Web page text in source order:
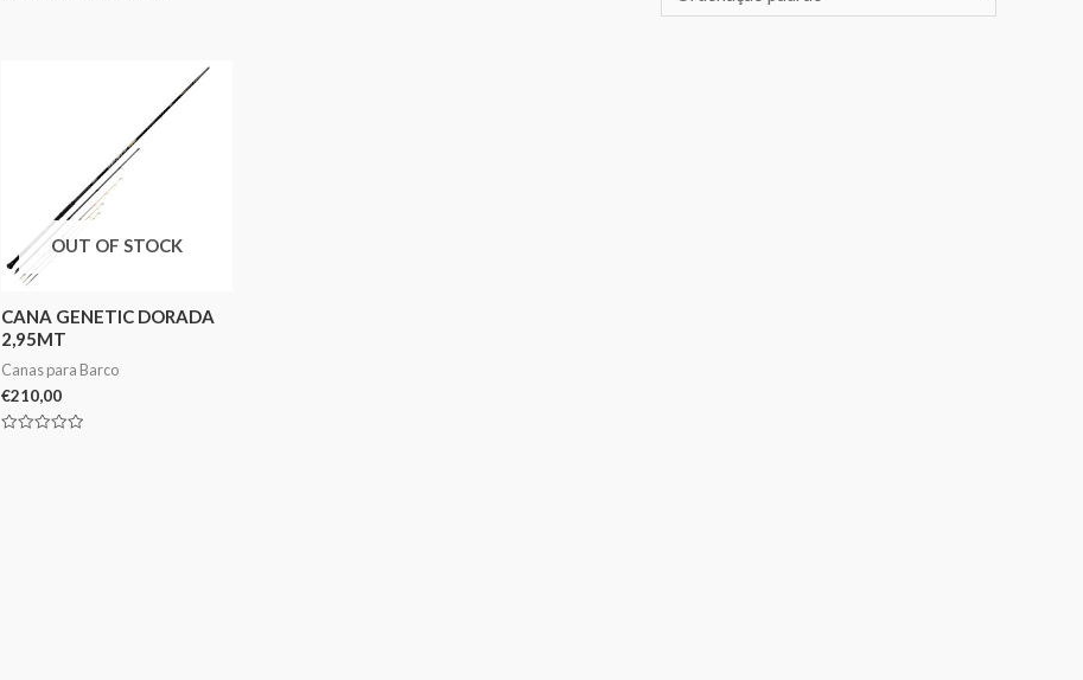
OUT OF STOCK
CANA GENETIC DORADA
2,95MT
Canas para Barco
€210,00